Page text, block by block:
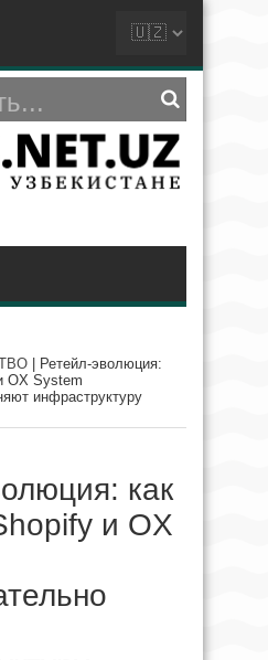
Ретейл-эволюция:
OX System
инфраструктуру
как
и OX